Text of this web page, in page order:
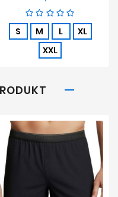
S M L
XL
XXL